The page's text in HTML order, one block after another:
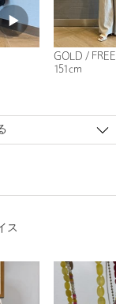
GOLD / FREE
151cm
ス